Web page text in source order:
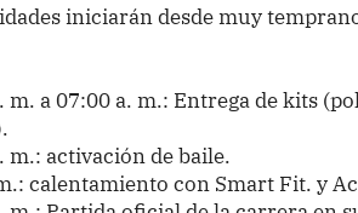
iniciarán desde muy
m. a 07:00 a. m.: Entrega de kits
m.: activación de baile.
calentamiento con Smart Fit. y